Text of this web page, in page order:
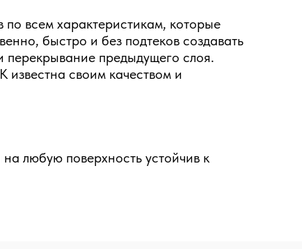
всем характеристикам, которые
быстро и без подтеков создавать
предыдущего слоя.
известна своим качеством и
любую поверхность устойчив к